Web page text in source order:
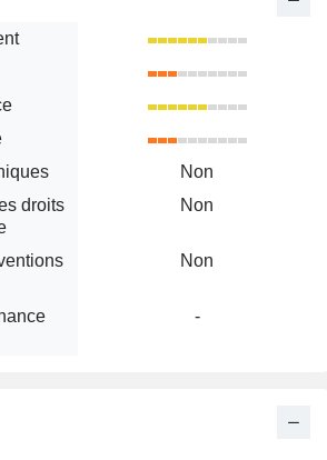
Non
droits
Non
Non
-